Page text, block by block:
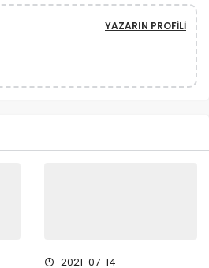
YAZARIN PROFILI
2021-07-14